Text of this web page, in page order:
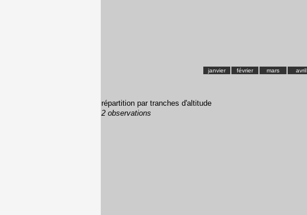
janvier
février mars avril
répartition par tranches d'altitude
2 observations